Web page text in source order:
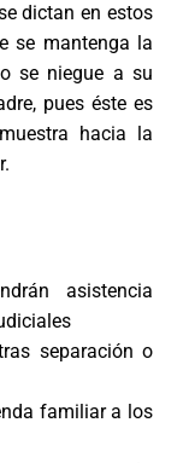
dictan en estos
se mantenga la
se niegue a su
pues éste es
hacia la
asistencia
separación o
familiar a los